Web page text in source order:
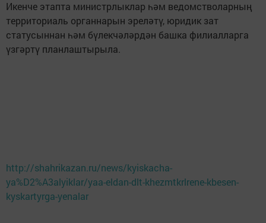
Икенче этапта министрлыклар һәм ведомстволарның
территориаль органнарын эреләтү, юридик зат
статусыннан һәм бүлекчәләрдән башка филиалларга
үзгәртү планлаштырыла.
http://shahrikazan.ru/news/kyiskacha-
ya%D2%A3alyiklar/yaa-eldan-dlt-khezmtkrlrene-kbesen-
kyskartyrga-yenalar